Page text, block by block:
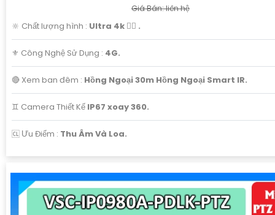
Giá Bán: liên hệ
🔆 Chất lượng hình : Ultra 4k 👍🏾 .
⚜️ Công Nghệ Sử Dụng : 4G.
🔴 Xem ban đêm : Hồng Ngoại 30m Hồng Ngoại Smart IR.
♊ Camera Thiết Kế IP67 xoay 360.
️🆑 Ưu Điểm : Thu Âm Và Loa.